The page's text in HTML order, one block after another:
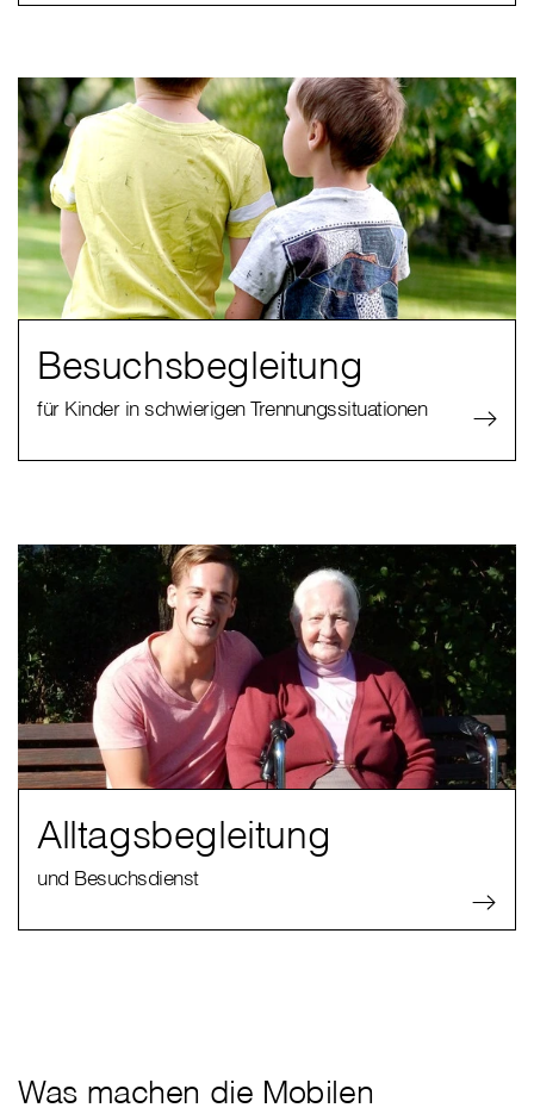
Besuchsbegleitung
für Kinder in schwierigen Trennungssituationen
Alltagsbegleitung
und Besuchsdienst
Was machen die Mobilen